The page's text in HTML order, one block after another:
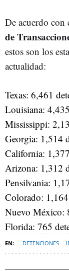
De acuerdo con
de
estos son los
actualidad:
Texas: 6,461
Louisiana:
Mississippi:
Georgia: 1,514
California:
Arizona: 1,312
Pensilvania:
Colorado:
Nuevo México:
Florida: 765
DETENCIONES